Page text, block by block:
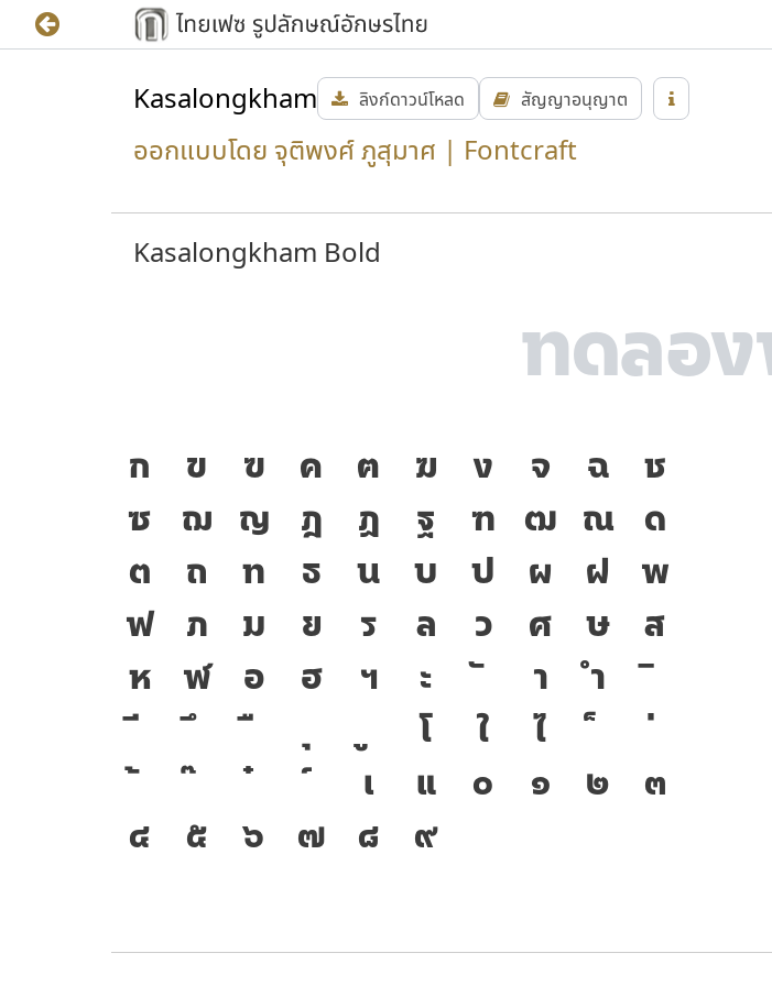
Kasalongkham ลิงก์ดาวน์โหลด สัญญาอนุญาต
ออกแบบโดย จุติพงศ์ ภูสุมาศ | Fontcraft
Kasalongkham Bold
ก ข ฃ ค ฅ ฆ ง จ ฉ
ช
ซ
ฌ ญ ฎ ฏ ฐ ฑ ฒ ณ
ด
ต
ถ ท ธ น บ ป ผ ฝ
พ
ฟ
ภ ม ย ร ล ว ศ ษ
ส
ห
ฬ อ ฮ ฯ ะ า
ำ
โ
ใ
ไ
เ
แ ๐ ๑ ๒
๓
๔
๕ ๖ ๗ ๘ ๙